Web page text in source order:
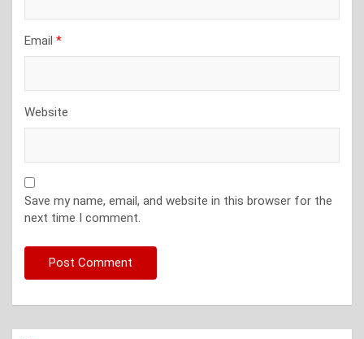
Email *
Website
Save my name, email, and website in this browser for the
next time I comment.